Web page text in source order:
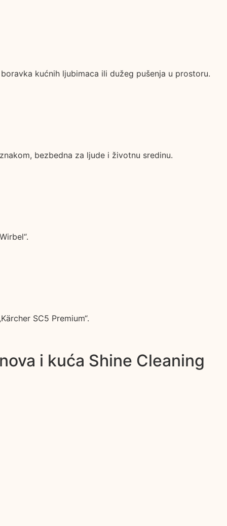
kućnih ljubimaca ili dužeg pušenja u prostoru.
bezbedna za ljude i životnu sredinu.
SC5 Premium“.
i kuća Shine Cleaning